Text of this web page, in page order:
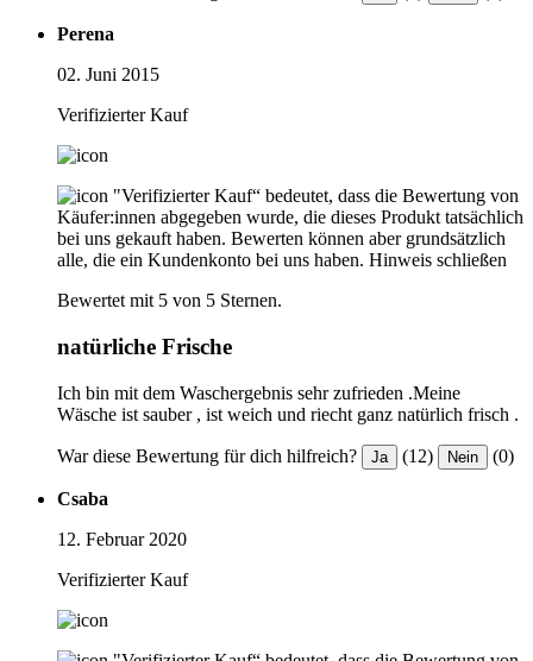
Perena
02. Juni 2015
Verifizierter Kauf
"Verifizierter Kauf“ bedeutet, dass die Bewertung von
Käufer:innen abgegeben wurde, die dieses Produkt tatsächlich
bei uns gekauft haben. Bewerten können aber grundsätzlich
alle, die ein Kundenkonto bei uns haben. Hinweis schließen
Bewertet mit 5 von 5 Sternen.
natürliche Frische
Ich bin mit dem Waschergebnis sehr zufrieden .Meine
Wäsche ist sauber , ist weich und riecht ganz natürlich frisch .
War diese Bewertung für dich hilfreich? Ja (12) Nein (0)
Csaba
12. Februar 2020
Verifizierter Kauf